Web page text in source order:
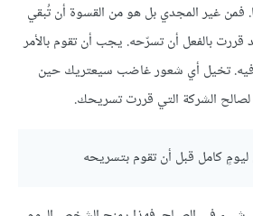
فمن غير المجدي بل هو من القسوة أن تُبقي
بالفعل أن تسرّحه. يجب أن تقوم بالأمر
فيه. تخيل أي شعور غاضب سيعتريك حين
الشركة التي قررت تسريحك.
كامل قبل أن تقوم بتسريحه